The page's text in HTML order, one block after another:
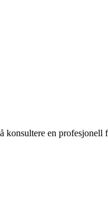
konsultere en